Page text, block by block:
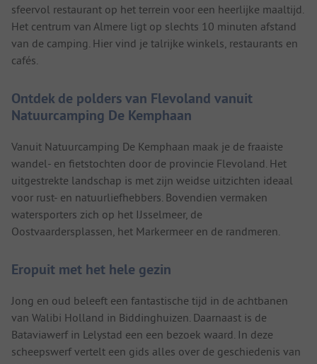
sfeervol restaurant op het terrein voor een heerlijke maaltijd.
Het centrum van Almere ligt op slechts 10 minuten afstand
van de camping. Hier vind je talrijke winkels, restaurants en
cafés.
Ontdek de polders van Flevoland vanuit
Natuurcamping De Kemphaan
Vanuit Natuurcamping De Kemphaan maak je de fraaiste
wandel- en fietstochten door de provincie Flevoland. Het
uitgestrekte landschap is met zijn weidse uitzichten ideaal
voor rust- en natuurliefhebbers. Bovendien vermaken
watersporters zich op het IJsselmeer, de
Oostvaardersplassen, het Markermeer en de randmeren.
Eropuit met het hele gezin
Jong en oud beleeft een fantastische tijd in de achtbanen
van Walibi Holland in Biddinghuizen. Daarnaast is de
Bataviawerf in Lelystad een een bezoek waard. In deze
scheepswerf vertelt een gids alles over de geschiedenis van